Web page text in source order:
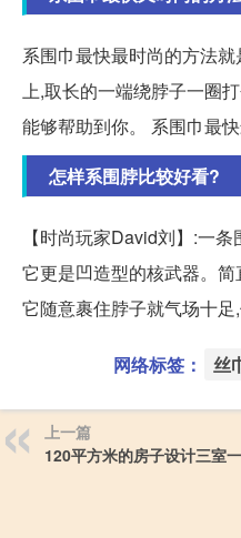
系围巾最快最时尚的方法
上,取长的一端绕脖子一圈
能够帮助到你。 系围巾最
怎样系围脖比较好看?
【时尚玩家David刘】:一
它更是凹造型的核武器。简
它随意裹住脖子就气场十
网络标签： 丝
上一篇
120平方米的房子设计三室